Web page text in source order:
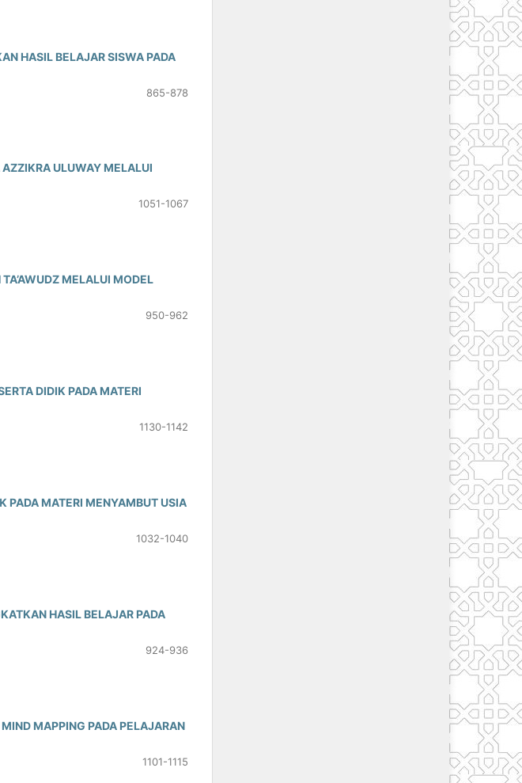
HASIL BELAJAR SISWA PADA
865-878
ULUWAY MELALUI
1051-1067
MELALUI MODEL
950-962
DIDIK PADA MATERI
1130-1142
PADA MATERI MENYAMBUT USIA
1032-1040
HASIL BELAJAR PADA
924-936
MAPPING PADA PELAJARAN
1101-1115